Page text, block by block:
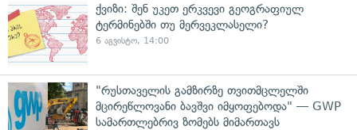
ქვიზი: შენ უკეთ ერკვევი გეოგრაფიულ
ტერმინებში თუ მერვეკლასელი?
6 აგვისტო, 14:00
"რუსთაველის გამზირზე თვითმცლელში
მცირეწლოვანი ბავშვი იმყოფებოდა" — GWP
სამართლებრივ ზომებს მიმართავს